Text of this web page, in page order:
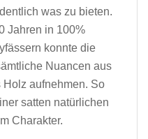
was zu bieten.
Jahren in 100%
konnte die
Nuancen aus
aufnehmen. So
satten natürlichen
Charakter.